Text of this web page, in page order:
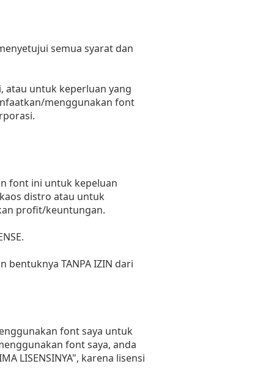
semua syarat dan
atau untuk keperluan yang
menggunakan font
font ini untuk kepeluan
distro atau untuk
profit/keuntungan.
TANPA IZIN dari
font saya untuk
font saya, anda
LISENSINYA", karena lisensi